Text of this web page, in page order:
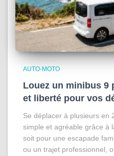
AUTO-MOTO
Louez un minibus 9
et liberté pour vos
Se déplacer à plusieurs en
simple et agréable grâce à
soit pour une escapade
ou un trajet professionnel,